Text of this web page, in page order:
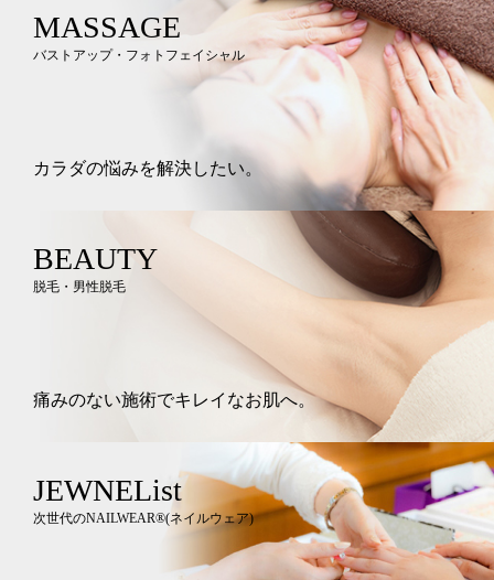
MASSAGE
バストアップ・フォトフェイシャル
カラダの悩みを解決したい。
BEAUTY
脱毛・男性脱毛
痛みのない施術でキレイなお肌へ。
JEWNEList
次世代のNAILWEAR®︎(ネイルウェア)